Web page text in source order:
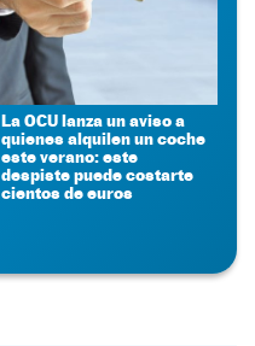
La OCU lanza un aviso a
quienes alquilen un coche
este verano: este
despiste puede costarte
cientos de euros